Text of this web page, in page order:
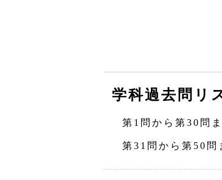
学科過去問リ
第1問から第30問ま
第31問から第50問